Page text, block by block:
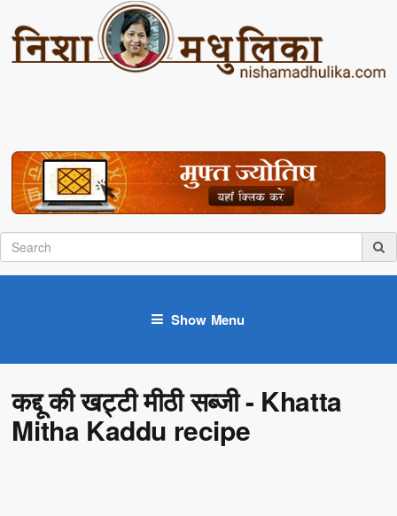
Show Menu
कद्दू की खट्टी मीठी सब्जी - Khatta
Mitha Kaddu recipe